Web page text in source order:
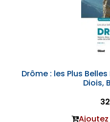
Drôme : les Plus
Diois,